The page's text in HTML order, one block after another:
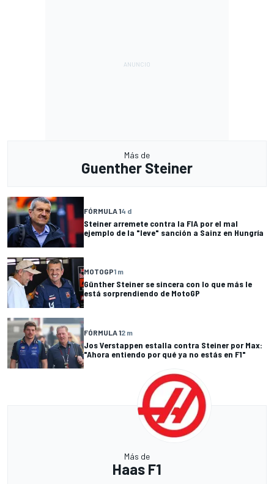
Más de
Guenther Steiner
FÓRMULA 14 d
Steiner arremete contra la FIA por el mal
ejemplo de la "leve" sanción a Sainz en Hungría
MOTOGP1 m
Günther Steiner se sincera con lo que más le
está sorprendiendo de MotoGP
FÓRMULA 12 m
Jos Verstappen estalla contra Steiner por Max:
"Ahora entiendo por qué ya no estás en F1"
Más de
Haas F1